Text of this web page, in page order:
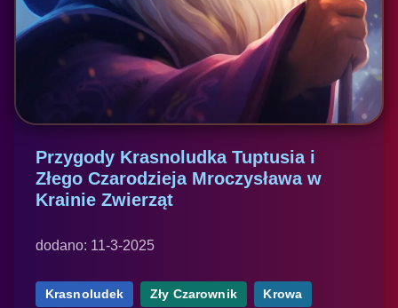
Przygody Krasnoludka Tuptusia i
Złego Czarodzieja Mroczysława w
Krainie Zwierząt
dodano: 11-3-2025
Krasnoludek Zły Czarownik Krowa